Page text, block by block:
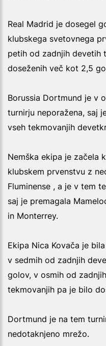
Real Madrid je dosegel
klubskega svetovnega
petih od zadnjih devetih
doseženih več kot 2,5
Borussia Dortmund je v
turnirju neporažena, saj
vseh tekmovanjih
Nemška ekipa je začela
klubskem prvenstvu z
Fluminense , a je v tem
saj je premagala
in Monterrey.
Ekipa Nica Kovača je
v sedmih od zadnjih
golov, v osmih od
tekmovanjih pa je bilo
Dortmund je na tem
nedotaknjeno mrežo.